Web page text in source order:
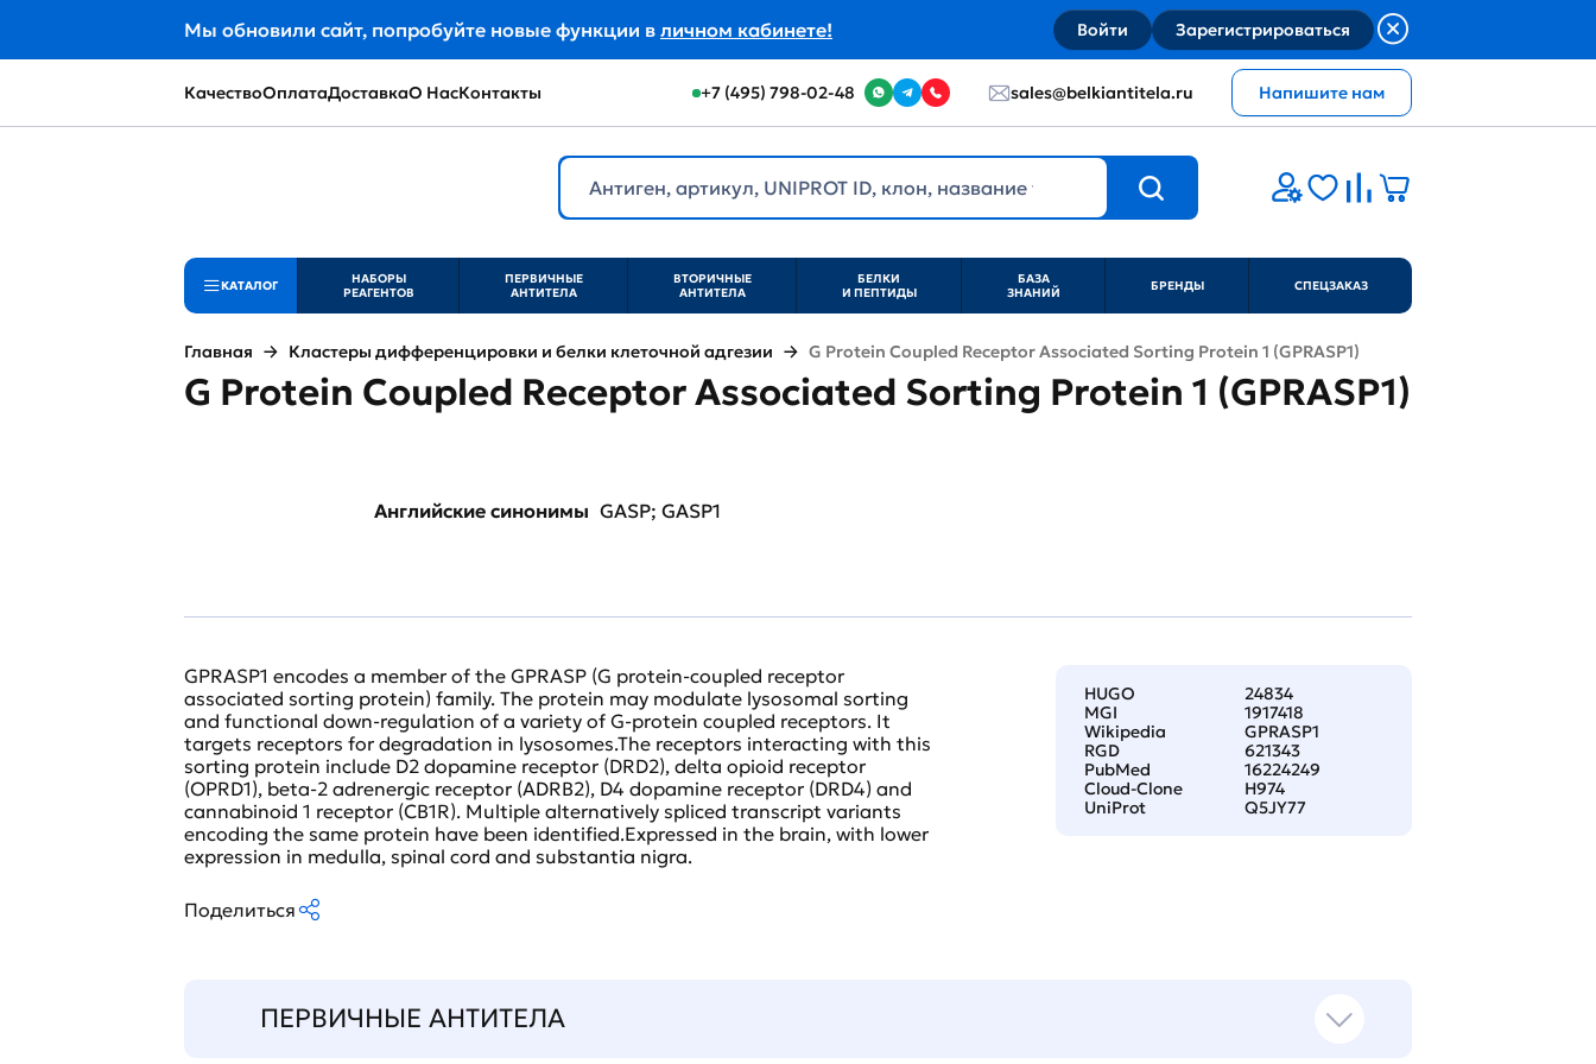
Мы обновили сайт, попробуйте новые функции в личном кабинете! Войти Зарегистрироваться
КачествоОплатаДоставкаО НасКонтакты +7 (495) 798-02-48 sales@belkiantitela.ru Напишите нам
КАТАЛОГ
НАБОРЫ
РЕАГЕНТОВ
ПЕРВИЧНЫЕ
АНТИТЕЛА
ВТОРИЧНЫЕ
АНТИТЕЛА
БЕЛКИ
И ПЕПТИДЫ
БАЗА
ЗНАНИЙ
БРЕНДЫ СПЕЦЗАКАЗ
Главная Кластеры дифференцировки и белки клеточной адгезии G Protein Coupled Receptor Associated Sorting Protein 1 (GPRASP1)
G Protein Coupled Receptor Associated Sorting Protein 1 (GPRASP1)
Английские синонимы GASP; GASP1
HUGO
24834
MGI
1917418
Wikipedia
GPRASP1
RGD
621343
PubMed
16224249
Cloud-Clone
H974
UniProt
Q5JY77
GPRASP1 encodes a member of the GPRASP (G protein-coupled receptor
associated sorting protein) family. The protein may modulate lysosomal sorting
and functional down-regulation of a variety of G-protein coupled receptors. It
targets receptors for degradation in lysosomes.The receptors interacting with this
sorting protein include D2 dopamine receptor (DRD2), delta opioid receptor
(OPRD1), beta-2 adrenergic receptor (ADRB2), D4 dopamine receptor (DRD4) and
cannabinoid 1 receptor (CB1R). Multiple alternatively spliced transcript variants
encoding the same protein have been identified.Expressed in the brain, with lower
expression in medulla, spinal cord and substantia nigra.
Поделиться
ПЕРВИЧНЫЕ АНТИТЕЛА